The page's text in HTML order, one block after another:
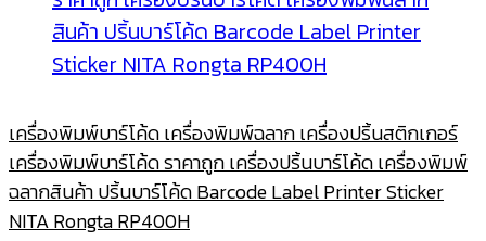
เครื่องพิมพ์บาร์โค้ด เครื่องพิมพ์ฉลาก เครื่องปริ้นสติกเกอร์
เครื่องพิมพ์บาร์โค้ด ราคาถูก เครื่องปริ้นบาร์โค้ด เครื่องพิมพ์
ฉลากสินค้า ปริ้นบาร์โค้ด Barcode Label Printer Sticker
NITA Rongta RP400H